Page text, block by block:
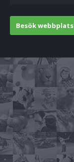
Besök webbplats